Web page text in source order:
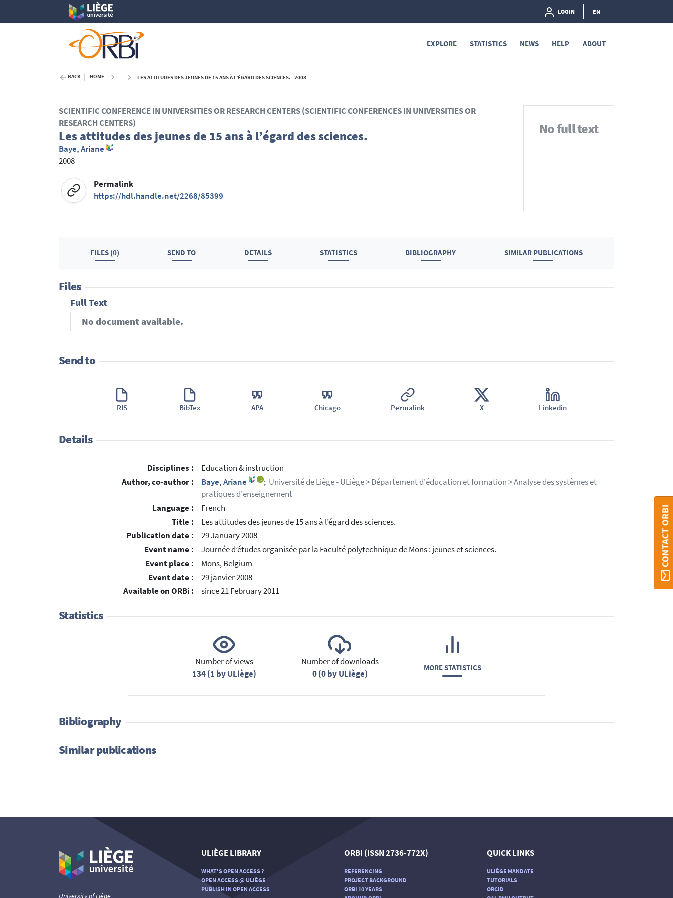
LOGIN EN
EXPLORE STATISTICS NEWS HELP ABOUT
BACK HOME LES ATTITUDES DES JEUNES DE 15 ANS À L’ÉGARD DES SCIENCES. - 2008
No full text
SCIENTIFIC CONFERENCE IN UNIVERSITIES OR RESEARCH CENTERS (SCIENTIFIC CONFERENCES IN UNIVERSITIES OR
RESEARCH CENTERS)
Les attitudes des jeunes de 15 ans à l’égard des sciences.
Baye, Ariane
2008
Permalink
https://hdl.handle.net/2268/85399
FILES (0) SEND TO DETAILS STATISTICS BIBLIOGRAPHY SIMILAR PUBLICATIONS
Files
Full Text
No document available.
Send to
RIS BibTex APA Chicago Permalink X Linkedin
Details
Disciplines :
Education & instruction
Author, co-author :
Baye, Ariane ; Université de Liège - ULiège > Département d'éducation et formation > Analyse des systèmes et
pratiques d'enseignement
Language :
French
Title :
Les attitudes des jeunes de 15 ans à l’égard des sciences.
Publication date :
29 January 2008
Event name :
Journée d’études organisée par la Faculté polytechnique de Mons : jeunes et sciences.
Event place :
Mons, Belgium
Event date :
29 janvier 2008
Available on ORBi :
since 21 February 2011
Statistics
Number of views
134 (1 by ULiège)
Number of downloads
0 (0 by ULiège)
MORE STATISTICS
Bibliography
Similar publications
CONTACT ORBI
University of Liège
ULIÈGE LIBRARY
WHAT'S OPEN ACCESS ?
OPEN ACCESS @ ULIÈGE
PUBLISH IN OPEN ACCESS
ORBI (ISSN 2736-772X)
REFERENCING
PROJECT BACKGROUND
ORBI 10 YEARS
QUICK LINKS
ULIÈGE MANDATE
TUTORIALS
ORCID